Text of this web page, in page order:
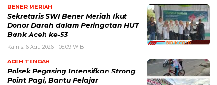
BENER MERIAH
Sekretaris SWI Bener Meriah Ikut
Donor Darah dalam Peringatan HUT
Bank Aceh ke-53
Kamis, 6 Agu 2026 - 06:09 WIB
ACEH TENGAH
Polsek Pegasing Intensifkan Strong
Point Pagi, Bantu Pelajar